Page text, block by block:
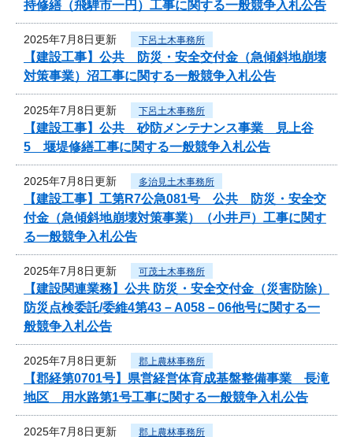
持修繕（飛騨市一円）工事に関する一般競争入札公告
2025年7月8日更新 下呂土木事務所
【建設工事】公共 防災・安全交付金（急傾斜地崩壊
対策事業）沼工事に関する一般競争入札公告
2025年7月8日更新 下呂土木事務所
【建設工事】公共 砂防メンテナンス事業 見上谷
5 堰堤修繕工事に関する一般競争入札公告
2025年7月8日更新 多治見土木事務所
【建設工事】工第R7公急081号 公共 防災・安全交
付金（急傾斜地崩壊対策事業）（小井戸）工事に関す
る一般競争入札公告
2025年7月8日更新 可茂土木事務所
【建設関連業務】公共 防災・安全交付金（災害防除）
防災点検委託/委維4第43－A058－06他号に関する一
般競争入札公告
2025年7月8日更新 郡上農林事務所
【郡経第0701号】県営経営体育成基盤整備事業 長滝
地区 用水路第1号工事に関する一般競争入札公告
2025年7月8日更新 郡上農林事務所